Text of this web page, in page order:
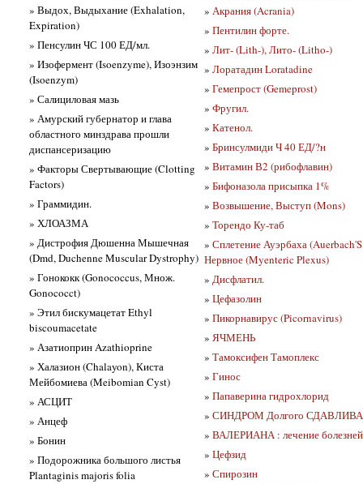
» Выдох, Выдыхание (Exhalation,
Expiration)
» Пенсулин ЧС 100 ЕД/мл.
» Изофермент (Isoenzyme), Изоэнзим
(Isoenzym)
» Салициловая мазь
» Амурский губернатор и глава
областного минздрава прошли
диспансеризацию
» Факторы Свертывающие (Clotting
Factors)
» Граммидин.
» ХЛОАЗМА
» Дистрофия Дюшенна Мышечная
(Dmd, Duchenne Muscular Dystrophy)
» Гонококк (Gonococcus, Множ.
Gonococct)
» Этил бискумацетат Ethyl
biscoumacetate
» Азатиоприн Azathioprine
» Халазион (Chalayon), Киста
Мейбомиева (Meibomian Cyst)
» АСЦИТ
» Анцеф
» Бонин
» Подорожника большого листья
Plantaginis majoris folia
» Акрания (Acrania)
» Пентилин форте.
» Лит- (Lith-), Лито- (Litho-)
» Лоратадин Loratadine
» Гемепрост (Gemeprost)
» Фругил.
» Катенол.
» Бринсулмиди Ч 40 ЕД/?н
» Витамин В2 (рибофлавин)
» Бифоназола присыпка 1%
» Возвышение, Выступ (Mons)
» Торендо Ку-таб
» Сплетение Ауэрбаха
Нервное (Myenteric Plexus)
» Дисфлатил.
» Цефазолин
» Пикорнавирус (Picornavirus)
» ЯЧМЕНЬ
» Тамоксифен Тамоплекс
» Гинос
» Папаверина гидрохлорид
» СИНДРОМ Долгого
» ВАЛЕРИАНА : лечение
» Цефзид
» Спирозин